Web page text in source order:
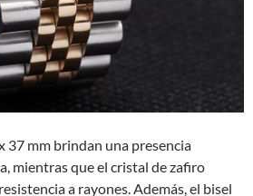
37 mm brindan una presencia
mientras que el cristal de zafiro
a rayones. Además, el bisel